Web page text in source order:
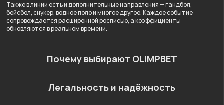
Также в линии есть и дополнительные направления — гандбол,
бейсбол, снукер, водное поло и многое другое. Каждое событие
сопровождается расширенной росписью, а коэффициенты
обновляются в реальном времени.
Почему выбирают OLIMPBET
Легальность и надёжность